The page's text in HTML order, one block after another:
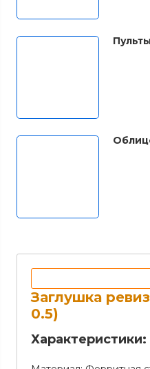
Заглушка
0.5)
Характеристики: